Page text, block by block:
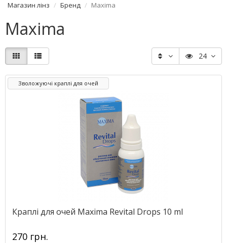
Магазин лінз Бренд Maxima
Maxima
24
Зволожуючі краплі для очей
Краплі для очей Maxima Revital Drops 10 ml
270 грн.